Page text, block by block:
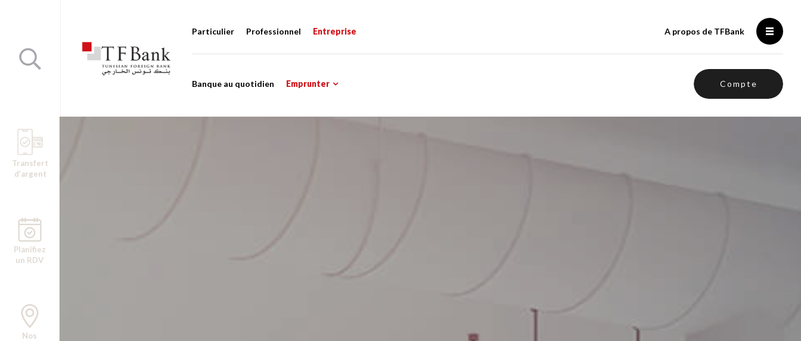
Particulier Professionnel Entreprise A propos de TFBank
Banque au quotidien Emprunter Compte
Transfert
d’argent
Planifiez
un RDV
Nos